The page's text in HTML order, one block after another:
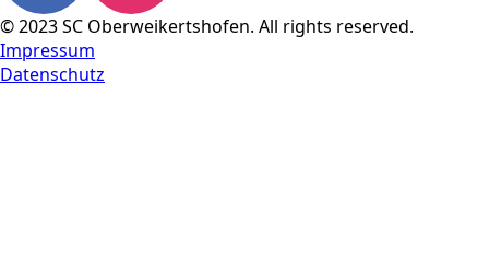
© 2023 SC Oberweikertshofen. All rights reserved.
Impressum
Datenschutz